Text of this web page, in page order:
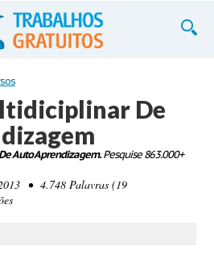
De
Auto Aprendizagem.Pesquise 863.000+
• 4.748 Palavras (19